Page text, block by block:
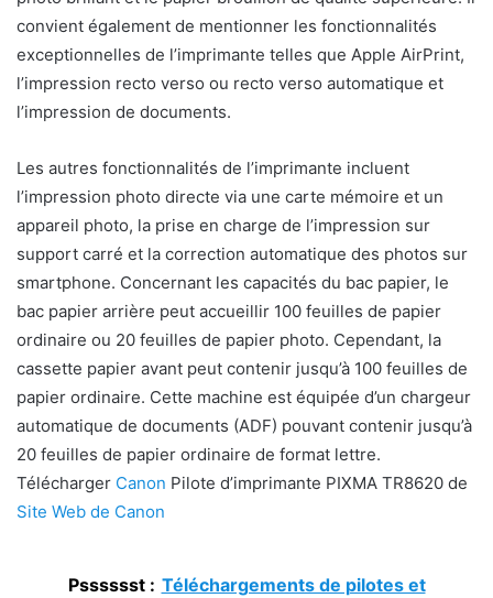
convient également de mentionner les fonctionnalités
exceptionnelles de l’imprimante telles que Apple AirPrint,
l’impression recto verso ou recto verso automatique et
l’impression de documents.
Les autres fonctionnalités de l’imprimante incluent
l’impression photo directe via une carte mémoire et un
appareil photo, la prise en charge de l’impression sur
support carré et la correction automatique des photos sur
smartphone. Concernant les capacités du bac papier, le
bac papier arrière peut accueillir 100 feuilles de papier
ordinaire ou 20 feuilles de papier photo. Cependant, la
cassette papier avant peut contenir jusqu’à 100 feuilles de
papier ordinaire. Cette machine est équipée d’un chargeur
automatique de documents (ADF) pouvant contenir jusqu’à
20 feuilles de papier ordinaire de format lettre.
Télécharger Canon Pilote d’imprimante PIXMA TR8620 de
Site Web de Canon
Psssssst : Téléchargements de pilotes et